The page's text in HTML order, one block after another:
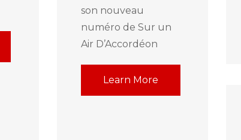
son nouveau
numéro de Sur un
Air D’Accordéon
Learn More